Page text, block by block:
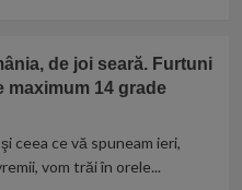
de joi seară. Furtuni
maximum 14 grade
ceea ce vă spuneam ieri,
vom trăi în orele...